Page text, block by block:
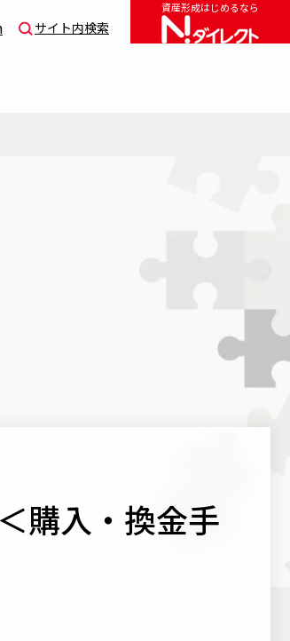
サイト内検索
資産形成はじめるなら
購入・換金手